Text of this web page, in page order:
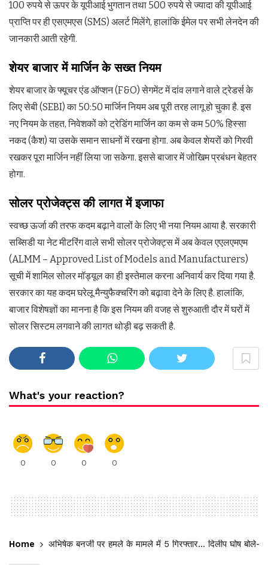
100 रुपये से ऊपर के यूपीआई भुगतान तथा 500 रुपये से ज्यादा की यूपीआई
प्राप्ति पर ही एसएमएस (SMS) अलर्ट मिलेंगे, हालांकि ईमेल पर सभी लेनदेन की
जानकारी आती रहेगी.
शेयर बाजार में मार्जिन के सख्त नियम
शेयर बाजार के फ्यूचर एंड ऑप्शन (F&O) सेगमेंट में दांव लगाने वाले ट्रेडर्स के
लिए सेबी (SEBI) का 50:50 मार्जिन नियम अब पूरी तरह लागू हो चुका है. इस
नए नियम के तहत, निवेशकों को ट्रेडिंग मार्जिन का कम से कम 50% हिस्सा
नकद (कैश) या उसके समान साधनों में रखना होगा. अब केवल शेयरों को गिरवी
रखकर पूरा मार्जिन नहीं लिया जा सकेगा. इससे बाजार में जोखिम प्रबंधन बेहतर
होगा.
सोलर प्रोजेक्ट्स की लागत में इजाफा
स्वच्छ ऊर्जा की तरफ कदम बढ़ाने वालों के लिए भी नया नियम आया है. सरकारी
सब्सिडी या नेट मीटरिंग वाले सभी सोलर प्रोजेक्ट्स में अब केवल एएलएमएम
(ALMM – Approved List of Models and Manufacturers)
सूची में शामिल सोलर मॉड्यूल का ही इस्तेमाल करना अनिवार्य कर दिया गया है.
सरकार का यह कदम घरेलू मैन्युफैक्चरिंग को बढ़ावा देने के लिए है. हालांकि,
बाजार विशेषज्ञों का मानना है कि इस नियम की वजह से शुरुआती दौर में घरों में
सोलर सिस्टम लगवाने की लागत थोड़ी बढ़ सकती है.
What's your reaction?
0 0 0 0
Home अभिषेक बनर्जी पर हमले के मामले में 5 गिरफ्तार… दिलीप घोष बोले-